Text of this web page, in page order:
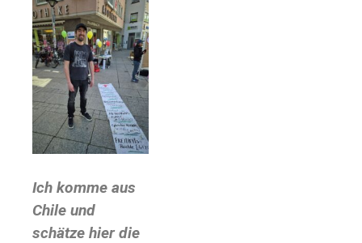
Ich komme aus
Chile und
schätze hier die